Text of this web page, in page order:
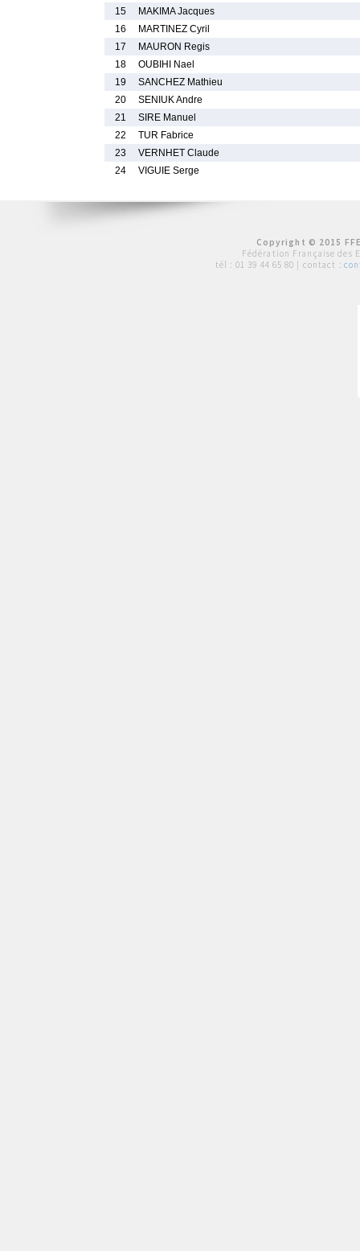
15
MAKIMA Jacques
16
MARTINEZ Cyril
17
MAURON Regis
18
OUBIHI Nael
19
SANCHEZ Mathieu
20
SENIUK Andre
21
SIRE Manuel
22
TUR Fabrice
23
VERNHET Claude
24
VIGUIE Serge
Copyright © 2015
Fédération Française des
tél : 01 39 44 65 80 | contact :